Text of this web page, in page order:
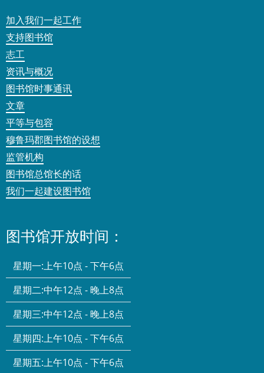
加入我们一起工作
支持图书馆
志工
资讯与概况
图书馆时事通讯
文章
平等与包容
穆鲁玛郡图书馆的设想
监管机构
图书馆总馆长的话
我们一起建设图书馆
图书馆开放时间：
星期一:上午10点 - 下午6点
星期二:中午12点 - 晚上8点
星期三:中午12点 - 晚上8点
星期四:上午10点 - 下午6点
星期五:上午10点 - 下午6点